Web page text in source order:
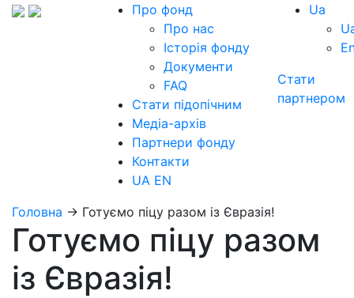
Про фонд
Про нас
Історія фонду
Документи
FAQ
Стати підопічним
Медіа-архів
Партнери фонду
Контакти
UA EN
Ua
Стати
партнером
Головна → Готуємо піцу разом із Євразія!
Готуємо піцу разом
із Євразія!